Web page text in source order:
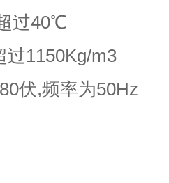
过40℃
过1150Kg/m3
伏,频率为50Hz